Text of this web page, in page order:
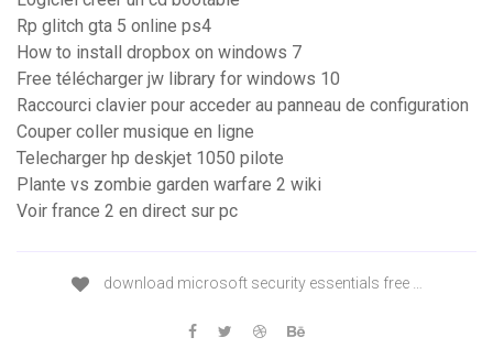
Rp glitch gta 5 online ps4
How to install dropbox on windows 7
Free télécharger jw library for windows 10
Raccourci clavier pour acceder au panneau de configuration
Couper coller musique en ligne
Telecharger hp deskjet 1050 pilote
Plante vs zombie garden warfare 2 wiki
Voir france 2 en direct sur pc
download microsoft security essentials free …